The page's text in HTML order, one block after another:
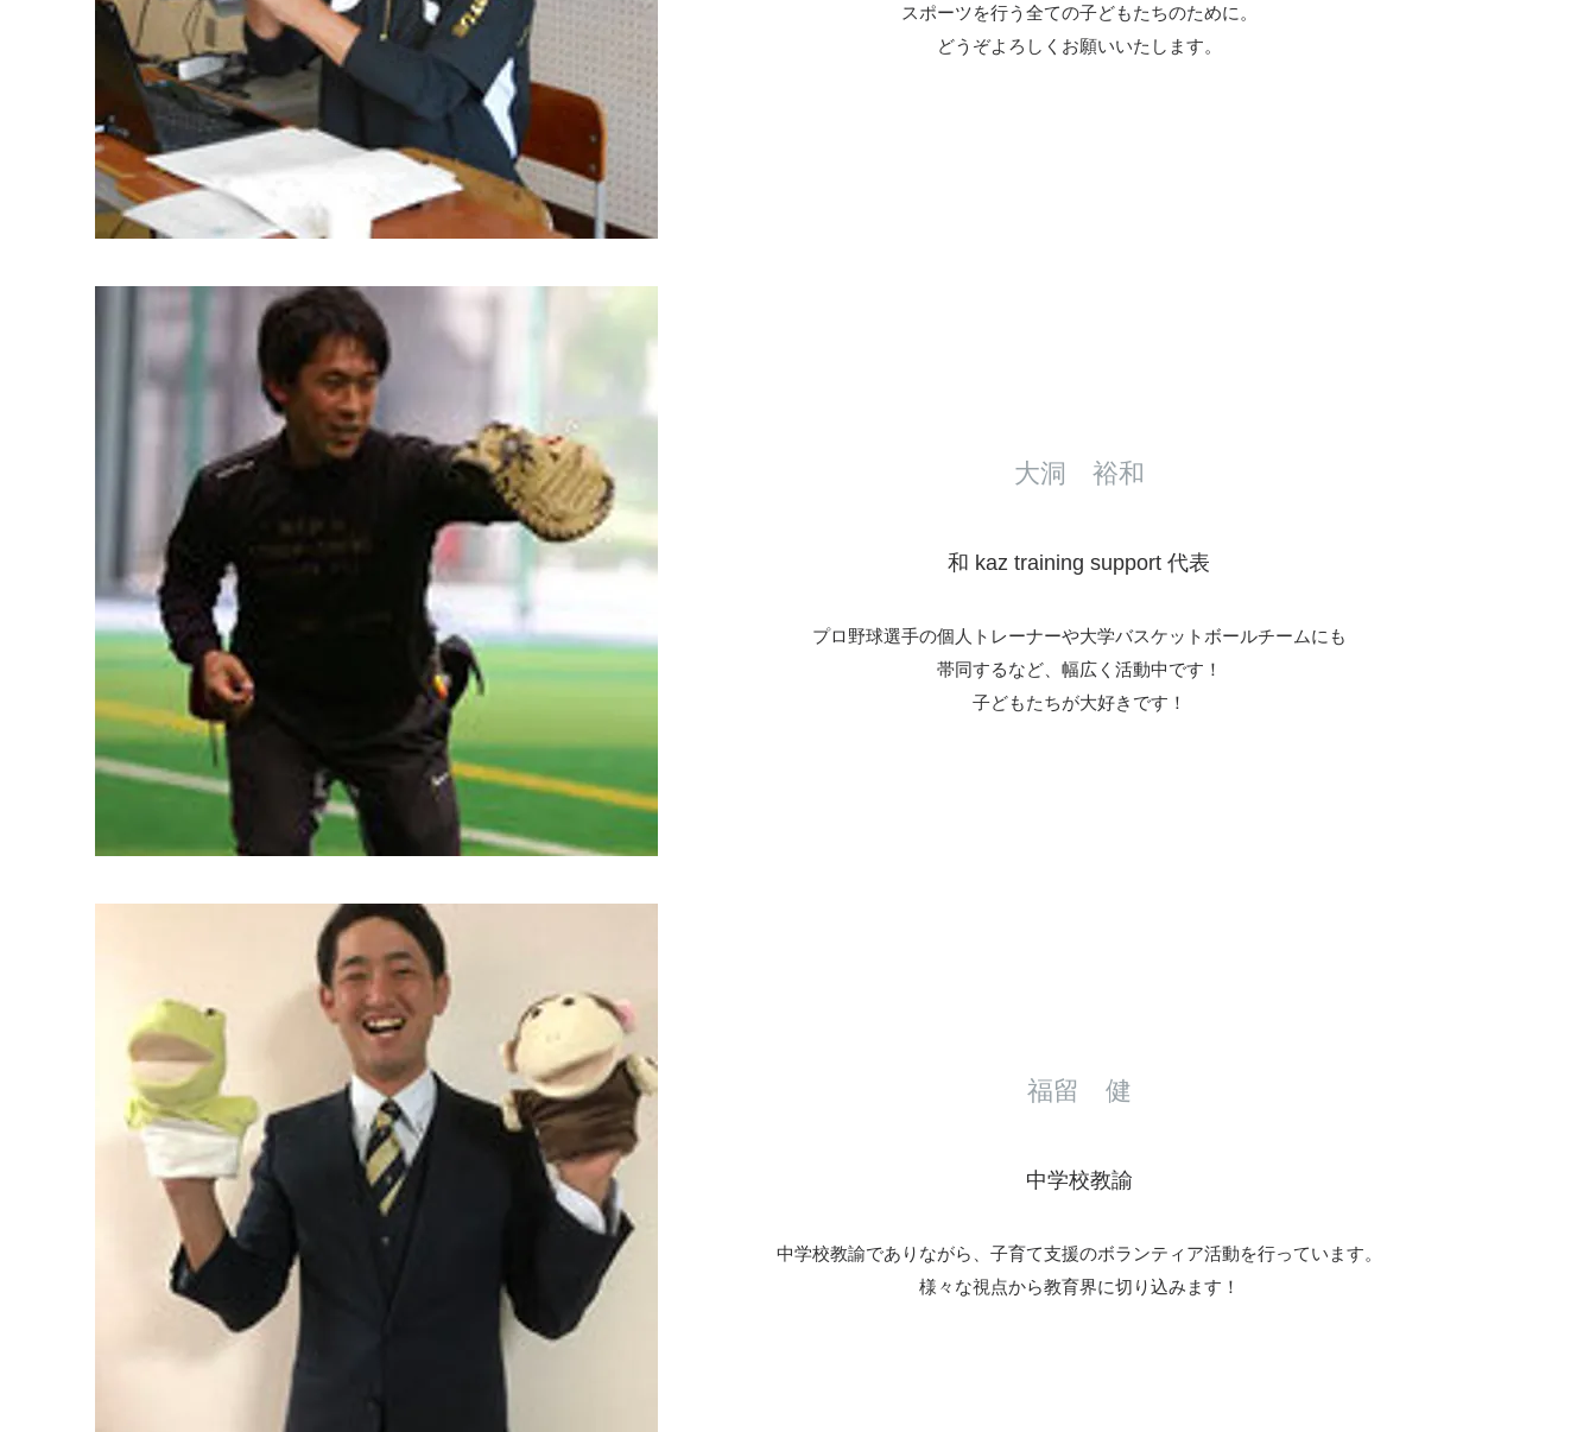
スポーツを行う全ての子どもたちのために。
どうぞよろしくお願いいたします。
大洞 裕和
和 kaz training support 代表
プロ野球選手の個人トレーナーや大学バスケットボールチームにも
帯同するなど、幅広く活動中です！
​子どもたちが大好きです！
福留 健
中学校教諭
中学校教諭でありながら、子育て支援のボランティア活動を行っています。
様々な視点から教育界に切り込みます！